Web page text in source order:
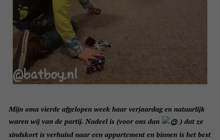
Mijn oma vierde afgelopen week haar verjaardag en natuurlijk
waren wij van de partij. Nadeel is (voor ons dan
) dat ze
sindskort is verhuisd naar een appartement en binnen is het best